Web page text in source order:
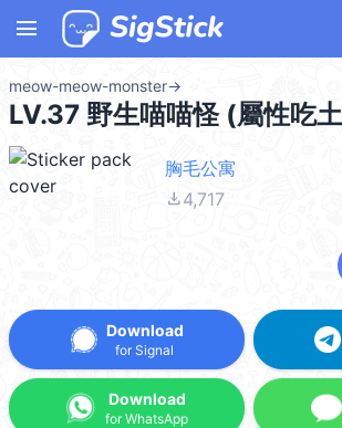
menu
meow-meow-monster→
LV.37 野生喵喵怪 (屬性吃
胸毛公寓
file_download4,717
Download
for Signal
Download
for WhatsApp